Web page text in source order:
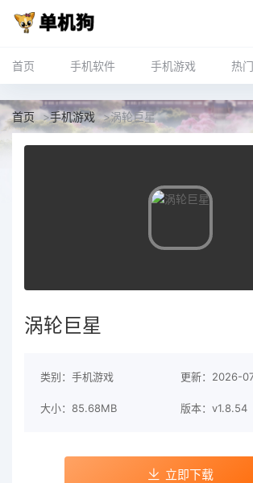
首页 手机软件 手机游戏 热
首页 >手机游戏 >涡轮巨星
涡轮巨星
类别：手机游戏 更新：2026-
大小：85.68MB 版本：v1.8.54
立即下载